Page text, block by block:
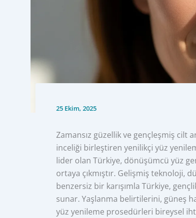
25 Ekim, 2025
Zamansız güzellik ve gençleşmiş cilt
inceliği birleştiren yenilikçi yüz
lider olan Türkiye, dönüşümcü yüz
ortaya çıkmıştır. Gelişmiş teknoloji,
benzersiz bir karışımla Türkiye,
sunar. Yaşlanma belirtilerini, güneş
yüz yenileme prosedürleri bireysel